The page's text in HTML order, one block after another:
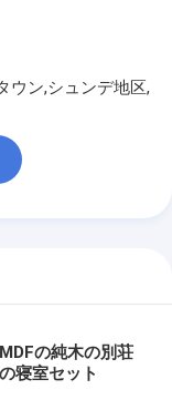
ウン,シュンデ地区,
MDFの純木の別荘
の寝室セット